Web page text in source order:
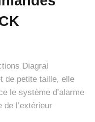
Diagral
de petite taille, elle
le système d’alarme
de l’extérieur